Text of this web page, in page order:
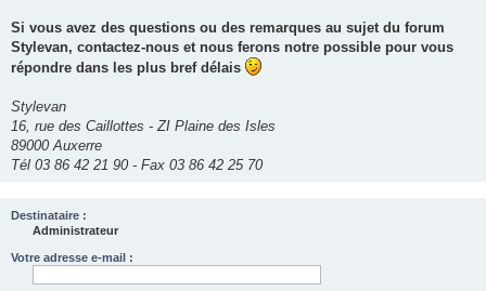
Si vous avez des questions ou des remarques au sujet du forum
Stylevan, contactez-nous et nous ferons notre possible pour vous
répondre dans les plus bref délais
Stylevan
16, rue des Caillottes - ZI Plaine des Isles
89000 Auxerre
Tél 03 86 42 21 90 - Fax 03 86 42 25 70
Destinataire :
Administrateur
Votre adresse e-mail :